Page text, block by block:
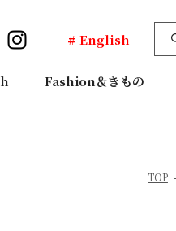
# English
Fashion＆きもの
TOP